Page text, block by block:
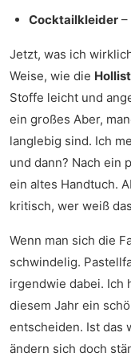
Cocktailkleider –
Jetzt, was ich
Weise, wie die
Stoffe leicht und
ein großes Aber,
langlebig sind. Ich
und dann? Nach ein
ein altes Handtuch.
kritisch, wer weiß
Wenn man sich die
schwindelig.
irgendwie dabei. Ich
diesem Jahr ein
entscheiden. Ist das
ändern sich doch